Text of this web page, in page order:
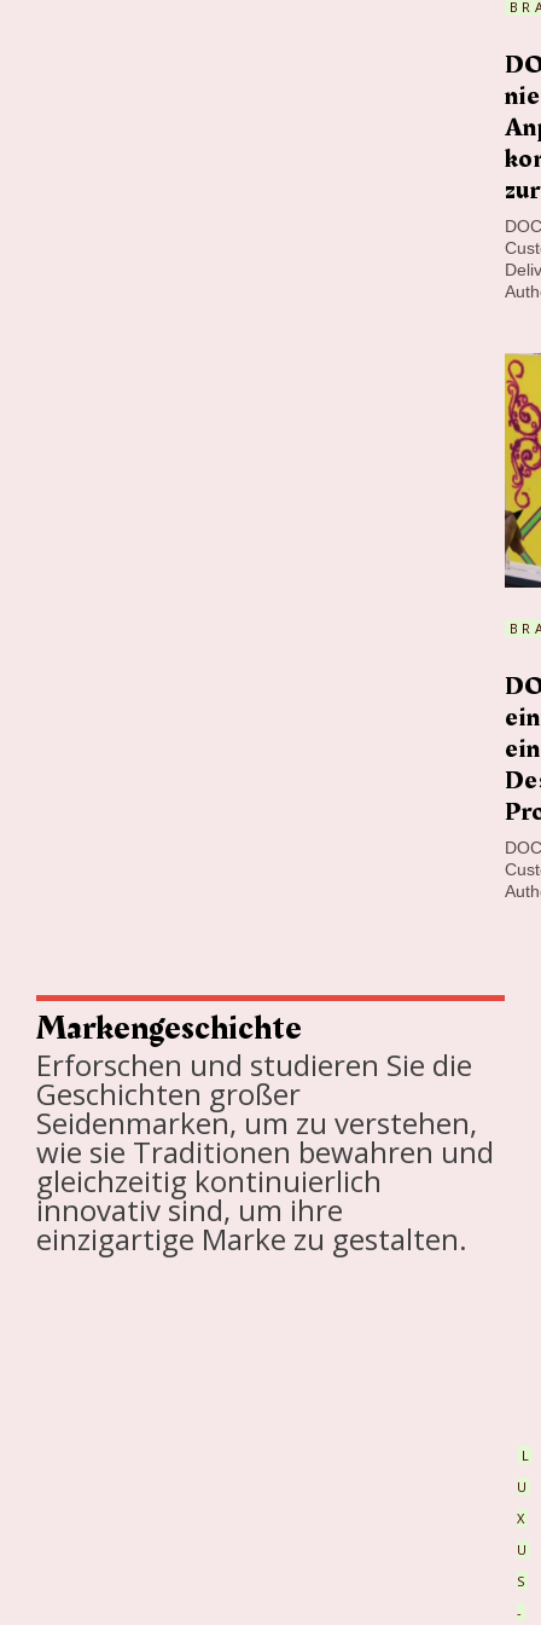
Markengeschichte
Erforschen und studieren Sie die
Geschichten großer
Seidenmarken, um zu verstehen,
wie sie Traditionen bewahren und
gleichzeitig kontinuierlich
innovativ sind, um ihre
einzigartige Marke zu gestalten.
L
U
X
U
S
-